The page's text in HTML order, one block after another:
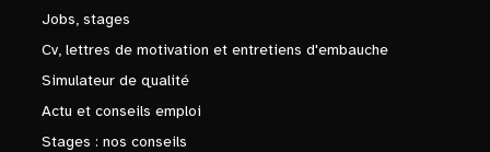
Jobs, stages
Cv, lettres de motivation et entretiens d'embauche
Simulateur de qualité
Actu et conseils emploi
Stages : nos conseils